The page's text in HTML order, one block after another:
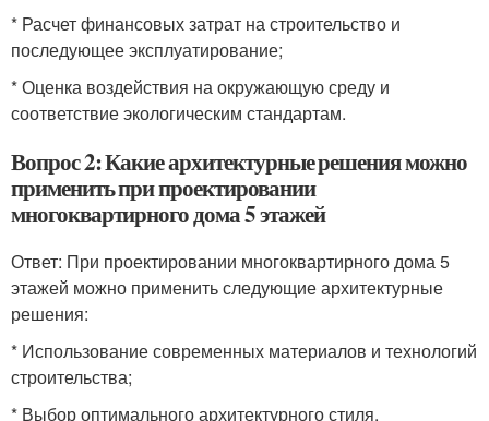
* Расчет финансовых затрат на строительство и
последующее эксплуатирование;
* Оценка воздействия на окружающую среду и
соответствие экологическим стандартам.
Вопрос 2: Какие архитектурные решения можно
применить при проектировании
многоквартирного дома 5 этажей
Ответ: При проектировании многоквартирного дома 5
этажей можно применить следующие архитектурные
решения:
* Использование современных материалов и технологий
строительства;
* Выбор оптимального архитектурного стиля,